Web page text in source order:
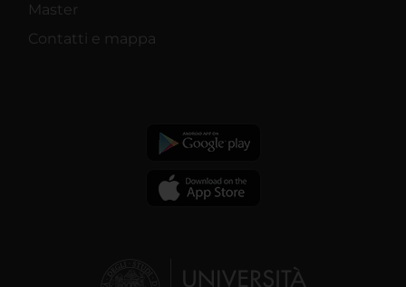
Master
Contatti e mappa